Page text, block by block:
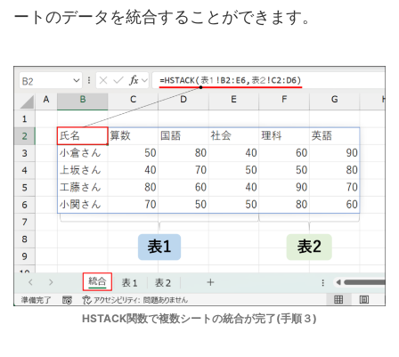
ートのデータを統合することができます。
HSTACK関数で複数シートの統合が完了(手順３)